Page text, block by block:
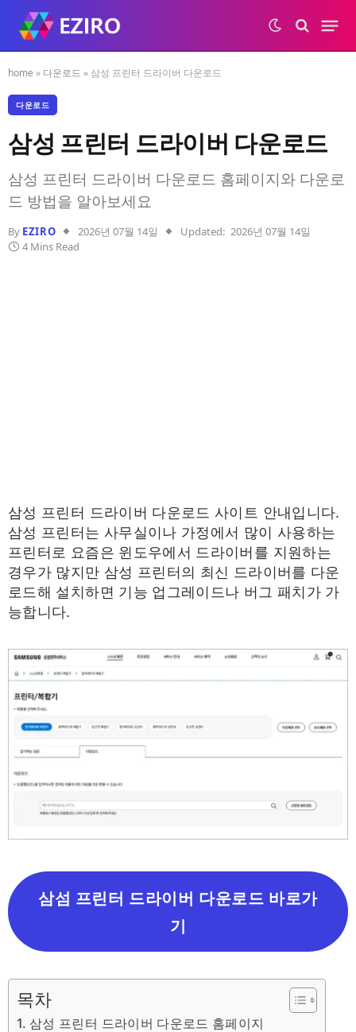
home » 다운로드 » 삼성 프린터 드라이버 다운로드
다운로드
삼성 프린터 드라이버 다운로드
삼성 프린터 드라이버 다운로드 홈페이지와 다운로
드 방법을 알아보세요
By EZIRO 2026년 07월 14일 Updated: 2026년 07월 14일
4 Mins Read
삼성 프린터 드라이버 다운로드 사이트 안내입니다.
삼성 프린터는 사무실이나 가정에서 많이 사용하는
프린터로 요즘은 윈도우에서 드라이버를 지원하는
경우가 많지만 삼성 프린터의 최신 드라이버를 다운
로드해 설치하면 기능 업그레이드나 버그 패치가 가
능합니다.
삼섬 프린터 드라이버 다운로드 바로가
기
목차
삼성 프린터 드라이버 다운로드 홈페이지